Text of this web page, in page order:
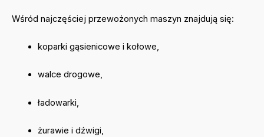
Wśród najczęściej przewożonych maszyn znajdują się:
koparki gąsienicowe i kołowe,
walce drogowe,
ładowarki,
żurawie i dźwigi,